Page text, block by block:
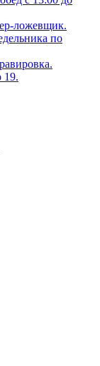
ложевщик.
по
19.